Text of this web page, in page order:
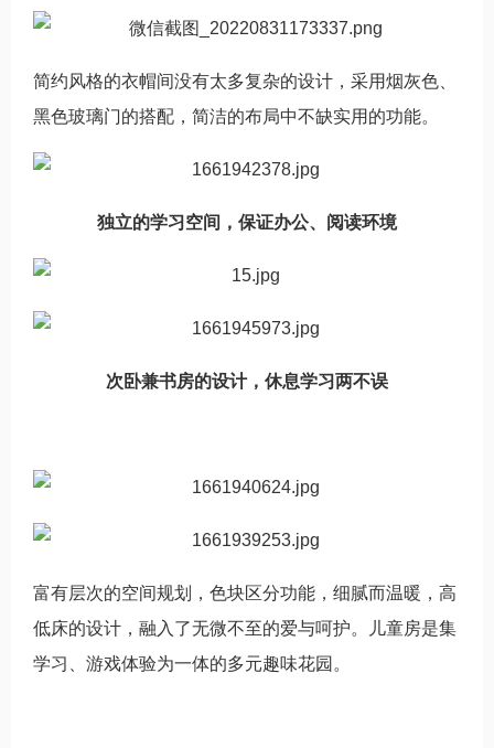
简约风格的衣帽间没有太多复杂的设计，采用烟灰色、
黑色玻璃门的搭配，简洁的布局中不缺实用的功能。
独立的学习空间，保证办公、阅读环境
次卧兼书房的设计，休息学习两不误
富有层次的空间规划，色块区分功能，细腻而温暖，高
低床的设计，融入了无微不至的爱与呵护。儿童房是集
学习、游戏体验为一体的多元趣味花园。